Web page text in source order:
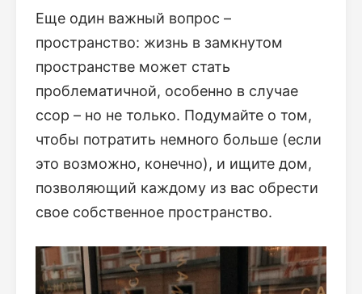
Еще один важный вопрос –
пространство: жизнь в замкнутом
пространстве может стать
проблематичной, особенно в случае
ссор – но не только. Подумайте о том,
чтобы потратить немного больше (если
это возможно, конечно), и ищите дом,
позволяющий каждому из вас обрести
свое собственное пространство.